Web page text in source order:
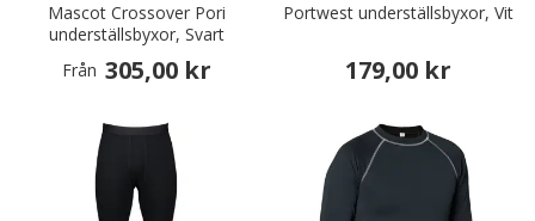
Mascot Crossover Pori
underställsbyxor, Svart
Från 305,00 kr
Portwest underställsbyxor, Vit
179,00 kr